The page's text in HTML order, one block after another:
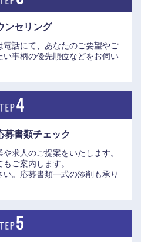
ンセリング
話にて、あなたのご要望やご
事柄の優先順位などをお伺い
募書類チェック
求人のご提案をいたします。
ご案内します。
。応募書類一式の添削も承り